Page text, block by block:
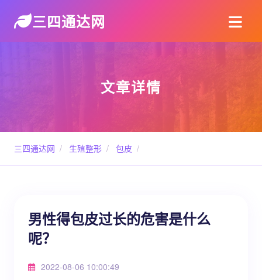
三四通达网
文章详情
三四通达网 / 生殖整形 / 包皮 /
男性得包皮过长的危害是什么
呢？
2022-08-06 10:00:49